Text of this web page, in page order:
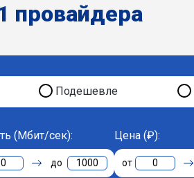
провайдера
Подешевле
(Мбит/сек):
0 1000
Цена (₽):
0